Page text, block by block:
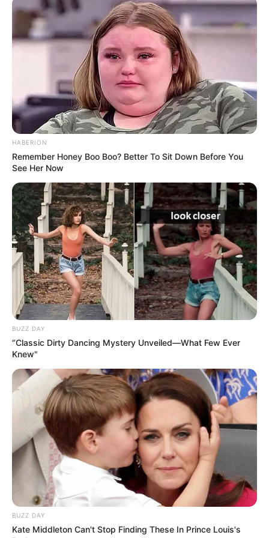
Κάθε πότε κληρώνει το Τζόκερ το 2026:
Ημέρες και ώρα
Συντάξεις Οκτωβρίου 2026: Πότε θα γίνει η
πληρωμή;
Συντάξεις Σεπτεμβρίου 2026 πληρωμή
Ακολουθήστε το evianews.com στοGoogle
News
HABERION
Remember Honey Boo Boo? Better To Sit Down Before You
See Her Now
BUZZ DAY
“Classic Dirty Dancing Mystery Unveiled—What Few Ever
Knew"
BUZZ DAY
Kate Middleton Can't Stop Finding These In Prince Louis's